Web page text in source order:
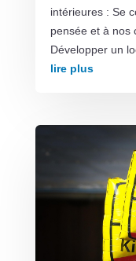
intérieures : Se
pensée et à nos
Développer un
lire plus